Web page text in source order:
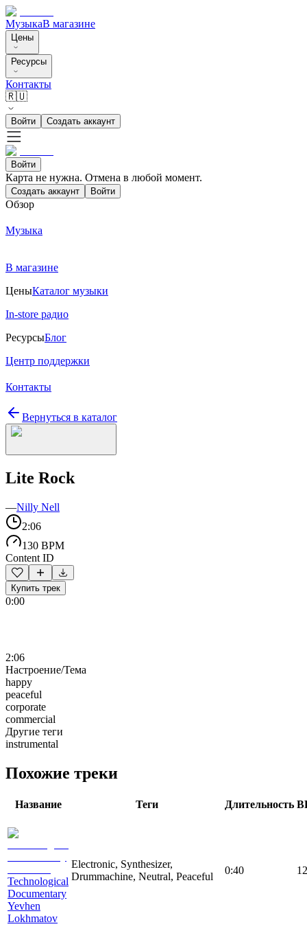
МузыкаВ магазине
Цены
Ресурсы
Контакты
🇷🇺
Войти Создать аккаунт
Войти
Карта не нужна. Отмена в любой момент.
Создать аккаунт Войти
Обзор
Музыка
В магазине
ЦеныКаталог музыки
In-store радио
РесурсыБлог
Центр поддержки
Контакты
Вернуться в каталог
Lite Rock
—Nilly Nell
2:06
130 BPM
Content ID
Купить трек
0:00
2:06
Настроение/Тема
happy
peaceful
corporate
commercial
Другие теги
instrumental
Похожие треки
Название Теги Длительность
Technological
Documentary
Yevhen
Lokhmatov
Electronic, Synthesizer,
Drummachine, Neutral, Peaceful
0:40